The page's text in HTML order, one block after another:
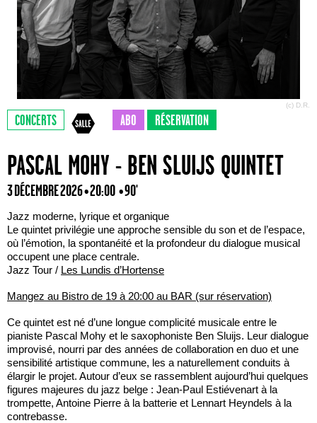
(c) D.R.
CONCERTS ABO RÉSERVATION
PASCAL MOHY - BEN SLUIJS QUINTET
3 DÉCEMBRE 2026 • 20:00 • 90'
Jazz moderne, lyrique et organique
Le quintet privilégie une approche sensible du son et de l’espace,
où l’émotion, la spontanéité et la profondeur du dialogue musical
occupent une place centrale.
Jazz Tour / Les Lundis d’Hortense
Mangez au Bistro de 19 à 20:00 au BAR (sur réservation)
Ce quintet est né d’une longue complicité musicale entre le
pianiste Pascal Mohy et le saxophoniste Ben Sluijs. Leur dialogue
improvisé, nourri par des années de collaboration en duo et une
sensibilité artistique commune, les a naturellement conduits à
élargir le projet. Autour d’eux se rassemblent aujourd’hui quelques
figures majeures du jazz belge : Jean-Paul Estiévenart à la
trompette, Antoine Pierre à la batterie et Lennart Heyndels à la
contrebasse.